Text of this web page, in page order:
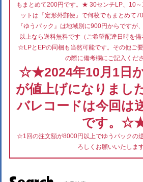
もまとめて200円です。★ 30センチLP、10
ットは『定形外郵便』で何枚でもまとめて
『ゆうパック』は地域別に900円からですが
以上なら送料無料です（ご希望配達日時を備
☆LPとEPの同梱も当然可能です。その他ご
の際に備考欄にご記入く
☆★2024年10月1日
が値上げになりまし
バレコードは今回は
です。
☆1回の注文額が8000円以上でゆうパックの
ろしくお願いいたしま